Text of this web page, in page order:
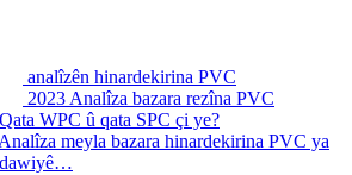
analîzên hinardekirina PVC
2023 Analîza bazara rezîna PVC
Qata WPC û qata SPC çi ye?
Analîza meyla bazara hinardekirina PVC ya